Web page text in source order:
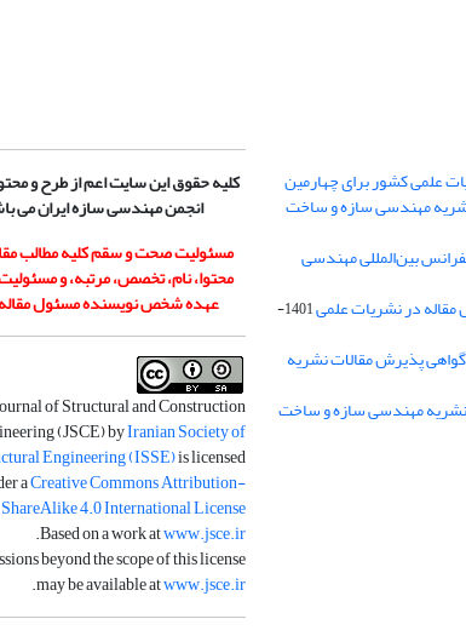
علمی کشور برای چهارمین
مهندسی سازه و ساخت
بین‌المللی مهندسی
مقاله در نشریات علمی
1401-
پذیرش مقالات نشریه
کلیه حقوق این سایت اعم از طرح و
انجمن مهندسی سازه ایران می
مسئولیت صحت و سقم کلیه مطالب
محتوا، نام، تخصص، مرتبه، و
عهده شخص نویسنده مسئول
of Structural and Construction
(JSCE) byIranian Society of
Engineering (ISSE)is licensed
aCreative Commons Attribution-
ShareAlike 4.0 International License
Based on a work atwww.jsce.ir
.
beyond the scope of this license
may be available atwww.jsce.ir
.